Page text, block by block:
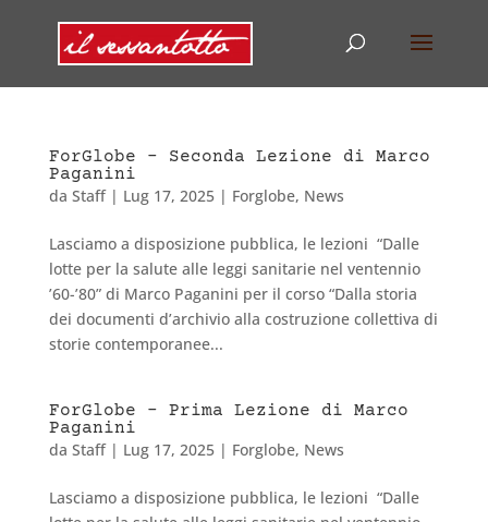
ForGlobe – Seconda Lezione di Marco
Paganini
da Staff| Lug 17, 2025| Forglobe, News
Lasciamo a disposizione pubblica, le lezioni “Dalle
lotte per la salute alle leggi sanitarie nel ventennio
’60-’80” di Marco Paganini per il corso “Dalla storia
dei documenti d’archivio alla costruzione collettiva di
storie contemporanee...
ForGlobe – Prima Lezione di Marco
Paganini
da Staff| Lug 17, 2025| Forglobe, News
Lasciamo a disposizione pubblica, le lezioni “Dalle